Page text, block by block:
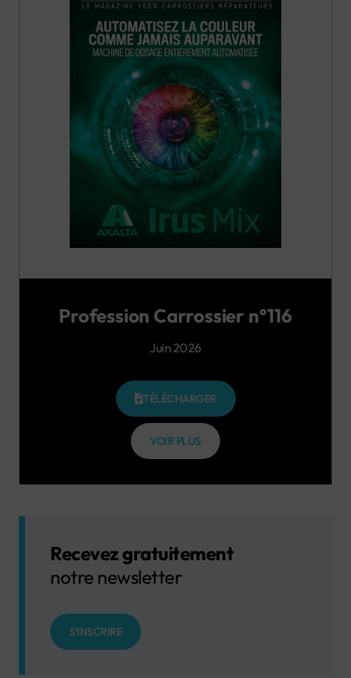
Profession Carrossier n°116
Juin 2026
TÉLÉCHARGER
VOIR PLUS
Recevez gratuitement
notre newsletter
S'INSCRIRE